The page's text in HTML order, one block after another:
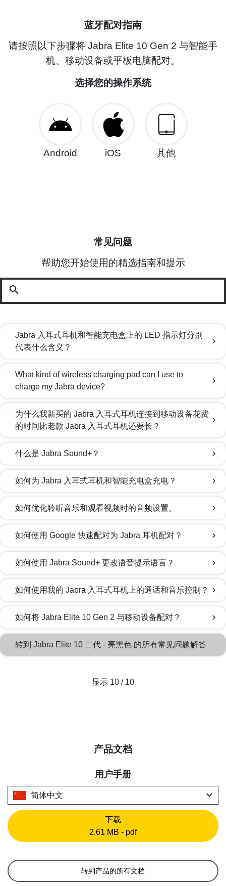
蓝牙配对指南
请按照以下步骤将 Jabra Elite 10 Gen 2 与智能手
机、移动设备或平板电脑配对。
选择您的操作系统
Android iOS 其他
常见问题
帮助您开始使用的精选指南和提示
search
Jabra 入耳式耳机和智能充电盒上的 LED 指示灯分别
代表什么含义？
chevron_right
What kind of wireless charging pad can I use to
charge my Jabra device?
chevron_right
为什么我新买的 Jabra 入耳式耳机连接到移动设备花费
的时间比老款 Jabra 入耳式耳机还要长？
chevron_right
什么是 Jabra Sound+？ chevron_right
如何为 Jabra 入耳式耳机和智能充电盒充电？ chevron_right
如何优化聆听音乐和观看视频时的音频设置。 chevron_right
如何使用 Google 快速配对为 Jabra 耳机配对？ chevron_right
如何使用 Jabra Sound+ 更改语音提示语言？ chevron_right
如何使用我的 Jabra 入耳式耳机上的通话和音乐控制？ chevron_right
如何将 Jabra Elite 10 Gen 2 与移动设备配对？ chevron_right
转到 Jabra Elite 10 二代 - 亮黑色 的所有常见问题解答
显示 10 / 10
产品文档
用户手册
简体中文 expand_more
下载
2.61 MB - pdf
转到产品的所有文档